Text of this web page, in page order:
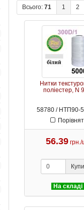
Всього: 71 1 2
Нитки
поліестер, N
58780 / НТП90-
56.39
На складі